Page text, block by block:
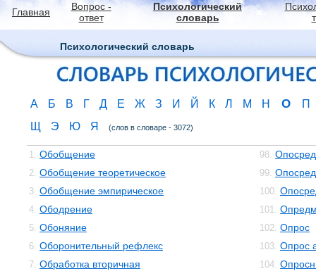
Главная
Вопрос -
ответ
Психологический
словарь
Психологический словарь
А Б В Г Д Е Ж З И Й К Л М Н О
П
Щ
Э Ю Я (слов в словаре - 3072)
1. Обобщение
2. Обобщение теоретическое
3. Обобщение эмпирическое
4. Ободрение
5. Обоняние
6. Оборонительный рефлекс
7. Обработка вторичная
98.
99.
100.
101.
102. Опрос
103. Опрос
104.